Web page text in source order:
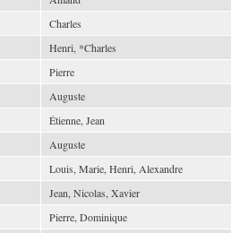
Charles
Henri, *Charles
Pierre
Auguste
Étienne, Jean
Auguste
Louis, Marie, Henri, Alexandre
Jean, Nicolas, Xavier
Pierre, Dominique